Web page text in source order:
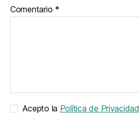
Comentario *
Acepto la Política de Privacidad